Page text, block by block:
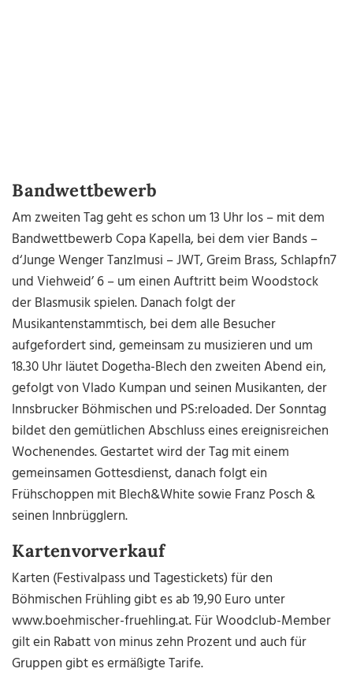
Bandwettbewerb
Am zweiten Tag geht es schon um 13 Uhr los – mit dem
Bandwettbewerb Copa Kapella, bei dem vier Bands –
d‘Junge Wenger Tanzlmusi – JWT, Greim Brass, Schlapfn7
und Viehweid’ 6 – um einen Auftritt beim Woodstock
der Blasmusik spielen. Danach folgt der
Musikantenstammtisch, bei dem alle Besucher
aufgefordert sind, gemeinsam zu musizieren und um
18.30 Uhr läutet Dogetha-Blech den zweiten Abend ein,
gefolgt von Vlado Kumpan und seinen Musikanten, der
Innsbrucker Böhmischen und PS:reloaded. Der Sonntag
bildet den gemütlichen Abschluss eines ereignisreichen
Wochenendes. Gestartet wird der Tag mit einem
gemeinsamen Gottesdienst, danach folgt ein
Frühschoppen mit Blech&White sowie Franz Posch &
seinen Innbrügglern.
Kartenvorverkauf
Karten (Festivalpass und Tagestickets) für den
Böhmischen Frühling gibt es ab 19,90 Euro unter
www.boehmischer-fruehling.at. Für Woodclub-Member
gilt ein Rabatt von minus zehn Prozent und auch für
Gruppen gibt es ermäßigte Tarife.